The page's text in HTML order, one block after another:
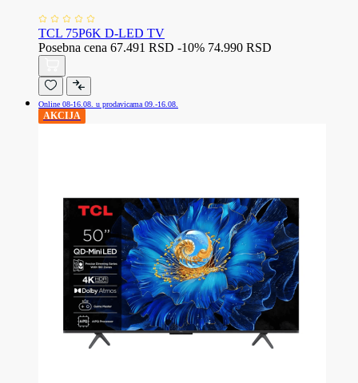
TCL 75P6K D-LED TV
Posebna cena 67.491 RSD -10% 74.990 RSD
Online 08-16.08. u prodavicama 09.-16.08.
AKCIJA